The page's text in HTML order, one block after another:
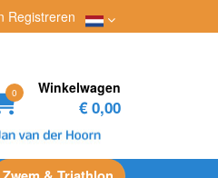
Registreren
0 Winkelwagen
€ 0,00